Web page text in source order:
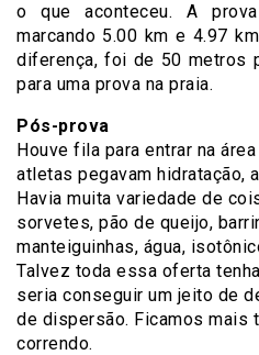
o que aconteceu. A
marcando 5.00 km e 4.97
diferença, foi de 50 metros
para uma prova na praia.
Pós-prova
Houve fila para entrar na
atletas pegavam hidratação,
Havia muita variedade de
sorvetes, pão de queijo,
manteiguinhas, água,
Talvez toda essa oferta
seria conseguir um jeito de
de dispersão. Ficamos mais
correndo.